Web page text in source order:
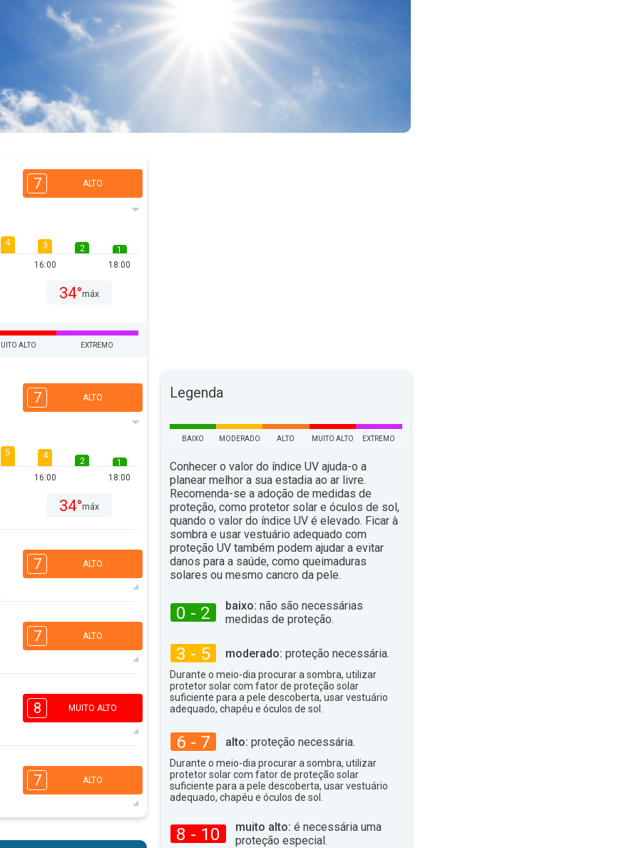
7 ALTO
4
3
16:00
2
1
18:00
34°máx
ALTO EXTREMO
7 ALTO
5 4
16:00
2
1
18:00
34°máx
7 ALTO
4
16:00
33°máx
7 ALTO
4
16:00
32°máx
8 MUITO ALTO
4
16:00
32°máx
7 ALTO
4
Legenda
BAIXO MODERADO ALTO MUITO ALTO EXTREMO
Conhecer o valor do índice UV ajuda-o a
planear melhor a sua estadia ao ar livre.
Recomenda-se a adoção de medidas de
proteção, como protetor solar e óculos de sol,
quando o valor do índice UV é elevado. Ficar à
sombra e usar vestuário adequado com
proteção UV também podem ajudar a evitar
danos para a saúde, como queimaduras
solares ou mesmo cancro da pele.
0 - 2 baixo: não são necessárias
medidas de proteção.
3 - 5 moderado: proteção necessária.
Durante o meio-dia procurar a sombra, utilizar
protetor solar com fator de proteção solar
suficiente para a pele descoberta, usar vestuário
adequado, chapéu e óculos de sol.
6 - 7 alto: proteção necessária.
Durante o meio-dia procurar a sombra, utilizar
protetor solar com fator de proteção solar
suficiente para a pele descoberta, usar vestuário
adequado, chapéu e óculos de sol.
8 - 10 muito alto: é necessária uma
proteção especial.